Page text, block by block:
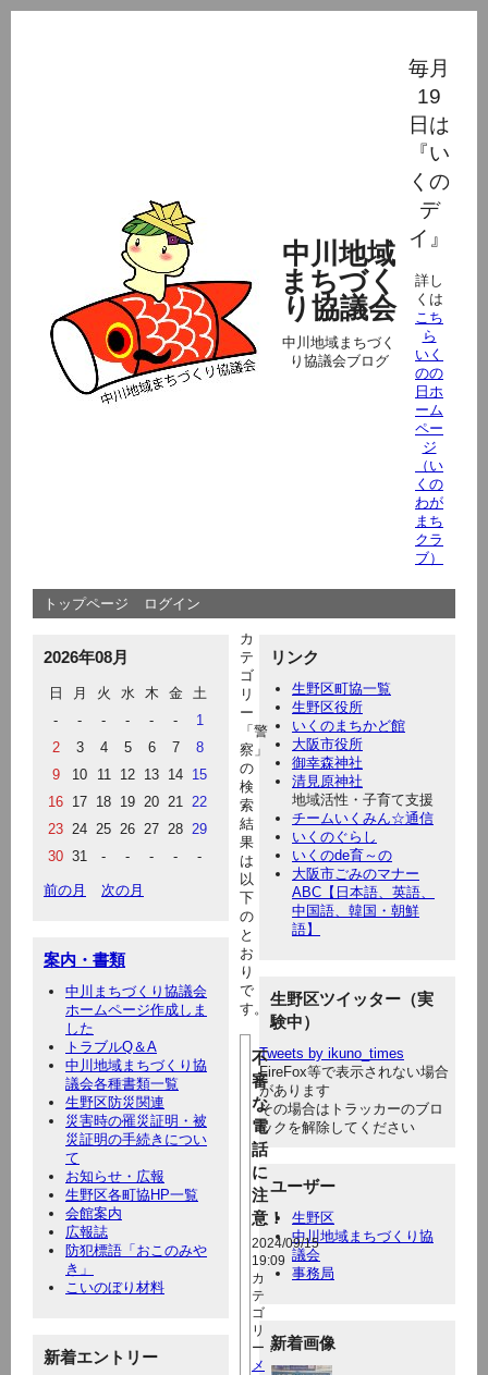
中川地域
まちづく
り協議会
中川地域まちづく
り協議会ブログ
毎月
19
日は
『い
くの
デ
イ』
詳し
くは
こち
ら
いく
のの
日ホ
ーム
ペー
ジ
（い
くの
わが
まち
クラ
ブ）
トップページ ログイン
2026年08月
日 月 火 水 木 金
土
-
- - - - -
1
2
3 4 5 6 7
8
9
10 11 12 13 14 15
16 17 18 19 20 21 22
23 24 25 26 27 28 29
30 31 - - - - -
前の月 次の月
案内・書類
中川まちづくり協議会
ホームページ作成しま
した
トラブルQ＆A
中川地域まちづくり協
議会各種書類一覧
生野区防災関連
災害時の罹災証明・被
災証明の手続きについ
て
お知らせ・広報
生野区各町協HP一覧
会館案内
広報誌
防犯標語「おこのみや
き」
こいのぼり材料
新着エントリー
リンク
生野区町協一覧
生野区役所
いくのまちかど館
大阪市役所
御幸森神社
清見原神社
地域活性・子育て支援
チームいくみん☆通信
いくのぐらし
いくのde育～の
大阪市ごみのマナー
ABC【日本語、英語、
中国語、韓国・朝鮮
語】
生野区ツイッター（実
験中）
Tweets by ikuno_times
FireFox等で表示されない場合
があります
その場合はトラッカーのブロ
ックを解除してください
ユーザー
生野区
中川地域まちづくり協
議会
事務局
新着画像
カ
テ
ゴ
リ
ー
「警
察」
の
検
索
結
果
は
以
下
の
と
お
り
で
す。
不
審
な
電
話
に
注
意！
2024/09/15
19:09
カ
テ
ゴ
リ
ー：
メ